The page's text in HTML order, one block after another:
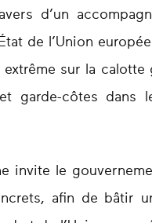
d’un
de l’Union
sur la calotte
garde-côtes dans
invite le
afin de bâtir